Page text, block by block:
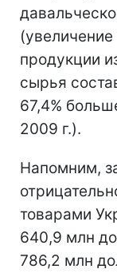
(увеличение
продукции
сырья
67,4%
2009 г.).
Напомним,
товарами
640,9 млн
786,2 млн